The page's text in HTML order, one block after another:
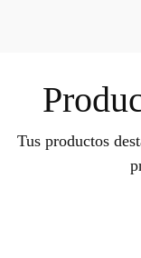
Tus productos